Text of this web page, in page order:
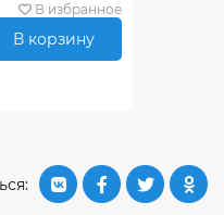
В избранное
В корзину